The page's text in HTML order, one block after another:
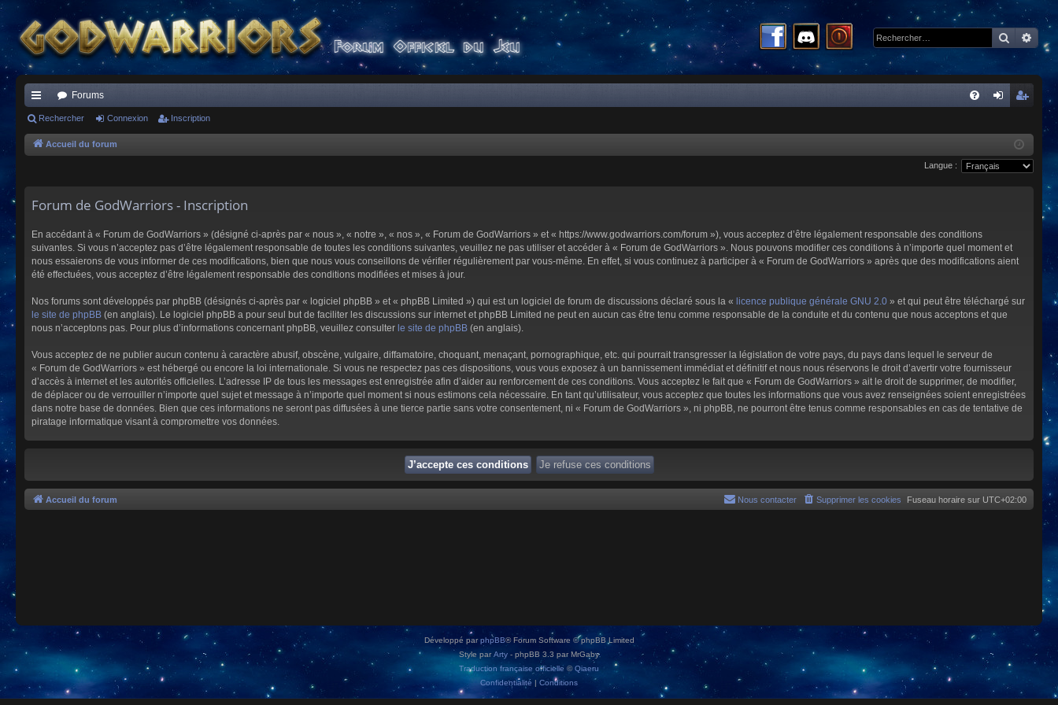
ac
co
s
Forums
xi
cri
pti
Rechercher Connexion Inscription
Accueil du forum
Langue :
Forum de GodWarriors - Inscription
En accédant à « Forum de GodWarriors » (désigné ci-après par « nous », « notre », « nos », « Forum de GodWarriors » et « https://www.godwarriors.com/forum »), vous acceptez d’être légalement responsable des conditions
suivantes. Si vous n’acceptez pas d’être légalement responsable de toutes les conditions suivantes, veuillez ne pas utiliser et accéder à « Forum de GodWarriors ». Nous pouvons modifier ces conditions à n’importe quel moment et
nous essaierons de vous informer de ces modifications, bien que nous vous conseillons de vérifier régulièrement par vous-même. En effet, si vous continuez à participer à « Forum de GodWarriors » après que des modifications aient
été effectuées, vous acceptez d’être légalement responsable des conditions modifiées et mises à jour.
Nos forums sont développés par phpBB (désignés ci-après par « logiciel phpBB » et « phpBB Limited ») qui est un logiciel de forum de discussions déclaré sous la « licence publique générale GNU 2.0 » et qui peut être téléchargé sur
le site de phpBB (en anglais). Le logiciel phpBB a pour seul but de faciliter les discussions sur internet et phpBB Limited ne peut en aucun cas être tenu comme responsable de la conduite et du contenu que nous acceptons et que
nous n’acceptons pas. Pour plus d’informations concernant phpBB, veuillez consulter le site de phpBB (en anglais).
Vous acceptez de ne publier aucun contenu à caractère abusif, obscène, vulgaire, diffamatoire, choquant, menaçant, pornographique, etc. qui pourrait transgresser la législation de votre pays, du pays dans lequel le serveur de
« Forum de GodWarriors » est hébergé ou encore la loi internationale. Si vous ne respectez pas ces dispositions, vous vous exposez à un bannissement immédiat et définitif et nous nous réservons le droit d’avertir votre fournisseur
d’accès à internet et les autorités officielles. L’adresse IP de tous les messages est enregistrée afin d’aider au renforcement de ces conditions. Vous acceptez le fait que « Forum de GodWarriors » ait le droit de supprimer, de modifier,
de déplacer ou de verrouiller n’importe quel sujet et message à n’importe quel moment si nous estimons cela nécessaire. En tant qu’utilisateur, vous acceptez que toutes les informations que vous avez renseignées soient enregistrées
dans notre base de données. Bien que ces informations ne seront pas diffusées à une tierce partie sans votre consentement, ni « Forum de GodWarriors », ni phpBB, ne pourront être tenus comme responsables en cas de tentative de
piratage informatique visant à compromettre vos données.
Accueil du forum Fuseau horaire sur UTC+02:00
Supprimer les cookies
Nous contacter
Développé parphpBB® Forum Software © phpBB Limited
Style par Arty - phpBB 3.3 par MrGaby
Traduction française officielle ©Qiaeru
Confidentialité | Conditions